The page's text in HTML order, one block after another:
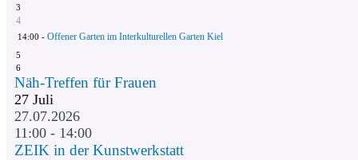
3
4
14:00 - Offener Garten im Interkulturellen Garten Kiel
5
6
Näh-Treffen für Frauen
27 Juli
27.07.2026
11:00 - 14:00
ZEIK in der Kunstwerkstatt